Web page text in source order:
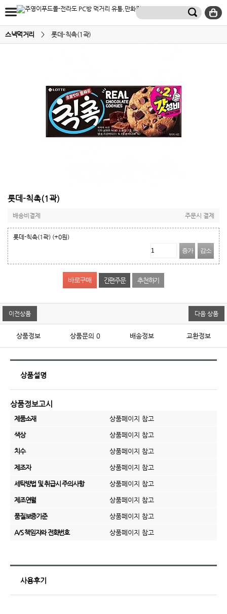
스낵먹거리 > 롯데-칙촉(1곽)
롯데-칙촉(1곽)
배송비결제 주문시 결제
롯데-칙촉(1곽) (+0원)
증가
감소
간편주문 추천하기
이전상품 다음 상품
상품정보 상품문의 0 배송정보 교환정보
상품설명
상품정보고시
제품소재 상품페이지 참고
색상 상품페이지 참고
치수 상품페이지 참고
제조자 상품페이지 참고
세탁방법 및 취급시 주의사항 상품페이지 참고
제조연월 상품페이지 참고
품질보증기준 상품페이지 참고
A/S 책임자와 전화번호 상품페이지 참고
사용후기